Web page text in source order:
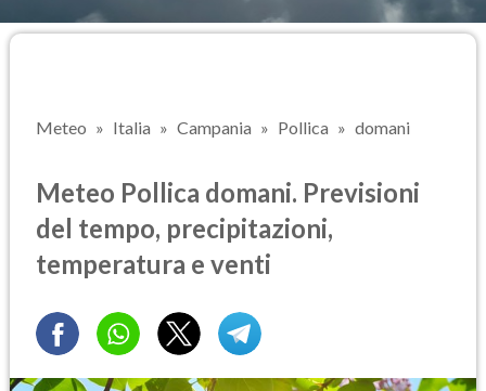
Meteo Italia Campania Pollica domani
Meteo Pollica domani. Previsioni
del tempo, precipitazioni,
temperatura e venti